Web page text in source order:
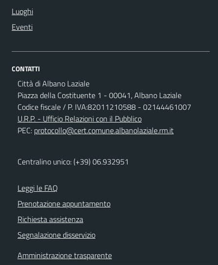
Luoghi
Eventi
CONTATTI
Città di Albano Laziale
Piazza della Costituente 1 - 00041, Albano Laziale
Codice fiscale / P. IVA:82011210588 - 02144461007
U.R.P. - Ufficio Relazioni con il Pubblico
PEC: protocollo@cert.comune.albanolaziale.rm.it
Centralino unico: (+39) 06.932951
Leggi le FAQ
Prenotazione appuntamento
Richiesta assistenza
Segnalazione disservizio
Amministrazione trasparente